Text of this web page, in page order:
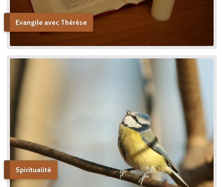
Evangile avec Thérèse
Spiritualité